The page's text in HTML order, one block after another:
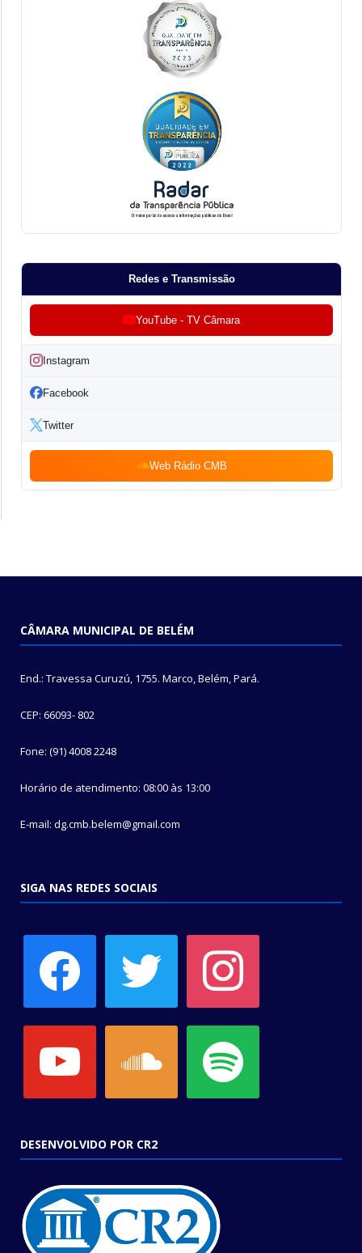
Redes e Transmissão
YouTube - TV Câmara
Instagram
Facebook
Twitter
Web Rádio CMB
CÂMARA MUNICIPAL DE BELÉM
End.: Travessa Curuzú, 1755. Marco, Belém, Pará.
CEP: 66093- 802
Fone: (91) 4008 2248
Horário de atendimento: 08:00 às 13:00
E-mail: dg.cmb.belem@gmail.com
SIGA NAS REDES SOCIAIS
DESENVOLVIDO POR CR2